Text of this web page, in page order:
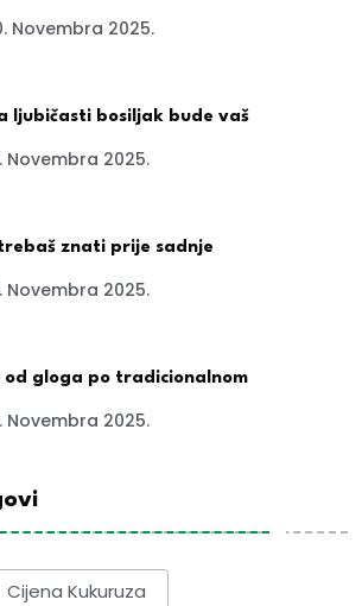
Novembra 2025.
ljubičasti bosiljak bude vaš
Novembra 2025.
znati prije sadnje
Novembra 2025.
od gloga po tradicionalnom
Novembra 2025.
Cijena Kukuruza